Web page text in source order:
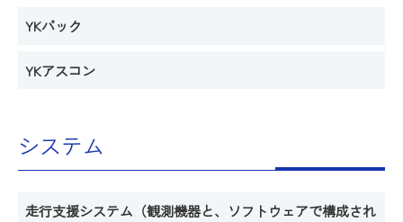
YKパック
YKアスコン
システム
走行支援システム（観測機器と、ソフトウェアで構成され